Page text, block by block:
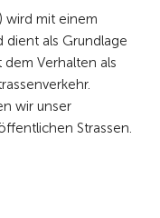
wird mit einem
dient als Grundlage
Verhalten als
wir unser
Strassen.